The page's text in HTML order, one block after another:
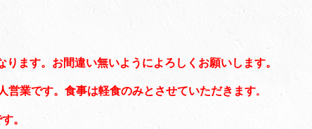
ます。お間違い無いようによろしくお願いします。
業です。食事は軽食のみとさせていただきます。
。